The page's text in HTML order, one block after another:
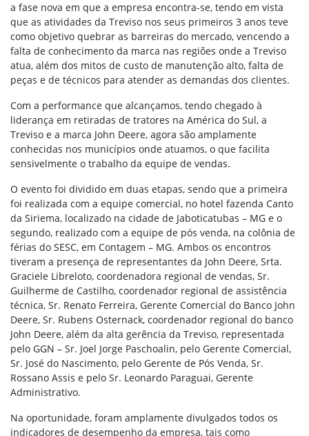
a fase nova em que a empresa encontra-se, tendo em vista
que as atividades da Treviso nos seus primeiros 3 anos teve
como objetivo quebrar as barreiras do mercado, vencendo a
falta de conhecimento da marca nas regiões onde a Treviso
atua, além dos mitos de custo de manutenção alto, falta de
peças e de técnicos para atender as demandas dos clientes.
Com a performance que alcançamos, tendo chegado à
liderança em retiradas de tratores na América do Sul, a
Treviso e a marca John Deere, agora são amplamente
conhecidas nos municípios onde atuamos, o que facilita
sensivelmente o trabalho da equipe de vendas.
O evento foi dividido em duas etapas, sendo que a primeira
foi realizada com a equipe comercial, no hotel fazenda Canto
da Siriema, localizado na cidade de Jaboticatubas – MG e o
segundo, realizado com a equipe de pós venda, na colônia de
férias do SESC, em Contagem – MG. Ambos os encontros
tiveram a presença de representantes da John Deere, Srta.
Graciele Libreloto, coordenadora regional de vendas, Sr.
Guilherme de Castilho, coordenador regional de assistência
técnica, Sr. Renato Ferreira, Gerente Comercial do Banco John
Deere, Sr. Rubens Osternack, coordenador regional do banco
John Deere, além da alta gerência da Treviso, representada
pelo GGN – Sr. Joel Jorge Paschoalin, pelo Gerente Comercial,
Sr. José do Nascimento, pelo Gerente de Pós Venda, Sr.
Rossano Assis e pelo Sr. Leonardo Paraguai, Gerente
Administrativo.
Na oportunidade, foram amplamente divulgados todos os
indicadores de desempenho da empresa, tais como